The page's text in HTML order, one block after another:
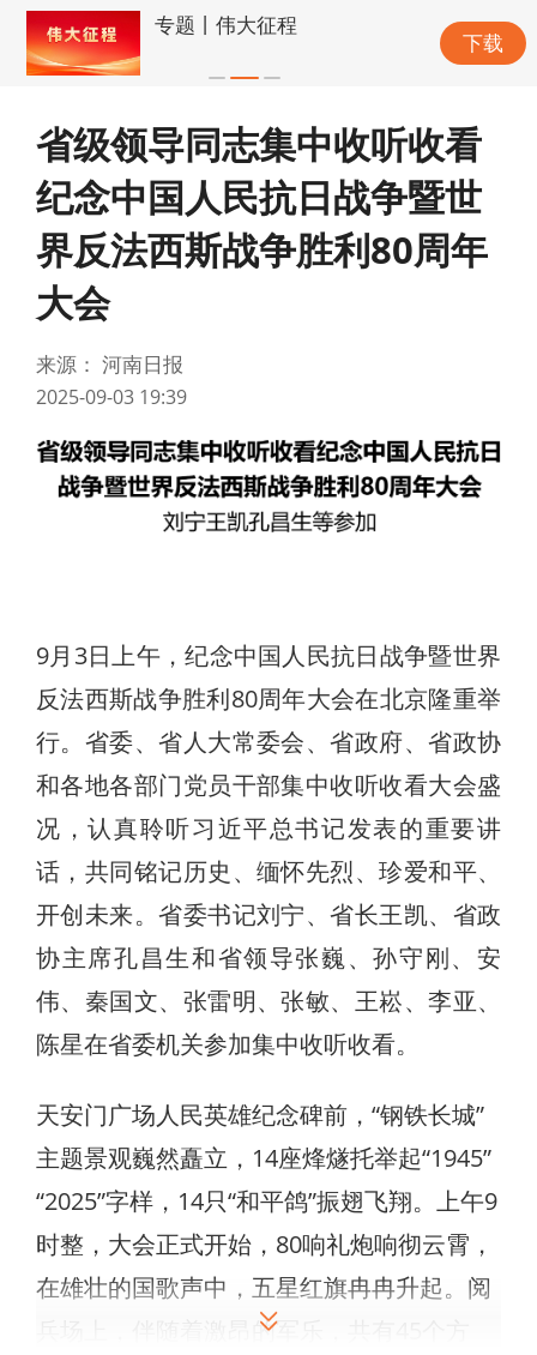
专题丨伟大征程
下载
省级领导同志集中收听收看
纪念中国人民抗日战争暨世
界反法西斯战争胜利80周年
大会
来源： 河南日报
2025-09-03 19:39
9月3日上午，纪念中国人民抗日战争暨世界
反法西斯战争胜利80周年大会在北京隆重举
行。省委、省人大常委会、省政府、省政协
和各地各部门党员干部集中收听收看大会盛
况，认真聆听习近平总书记发表的重要讲
话，共同铭记历史、缅怀先烈、珍爱和平、
开创未来。省委书记刘宁、省长王凯、省政
协主席孔昌生和省领导张巍、孙守刚、安
伟、秦国文、张雷明、张敏、王崧、李亚、
陈星在省委机关参加集中收听收看。
天安门广场人民英雄纪念碑前，“钢铁长城”
主题景观巍然矗立，14座烽燧托举起“1945”
“2025”字样，14只“和平鸽”振翅飞翔。上午9
时整，大会正式开始，80响礼炮响彻云霄，
在雄壮的国歌声中，五星红旗冉冉升起。阅
兵场上，伴随着激昂的军乐，共有45个方